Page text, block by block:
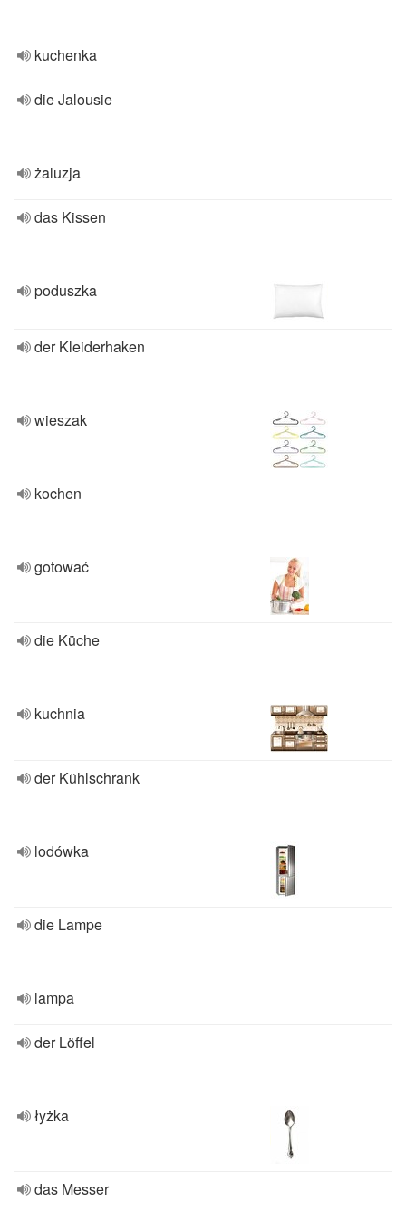
kuchenka
die Jalousie
żaluzja
das Kissen
poduszka
der Kleiderhaken
wieszak
kochen
gotować
die Küche
kuchnia
der Kühlschrank
lodówka
die Lampe
lampa
der Löffel
łyżka
das Messer